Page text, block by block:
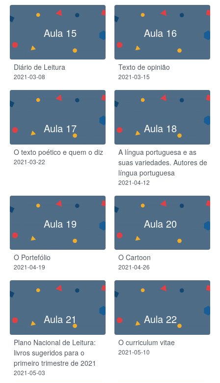
Aula 15
Diário de Leitura
2021-03-08
Aula 16
Texto de opinião
2021-03-15
Aula 17
O texto poético e quem o diz
2021-03-22
Aula 18
A língua portuguesa e as
suas variedades. Autores de
língua portuguesa
2021-04-12
Aula 19
O Portefólio
2021-04-19
Aula 20
O Cartoon
2021-04-26
Aula 21
Plano Nacional de Leitura:
livros sugeridos para o
primeiro trimestre de 2021
2021-05-03
Aula 22
O curriculum vitae
2021-05-10